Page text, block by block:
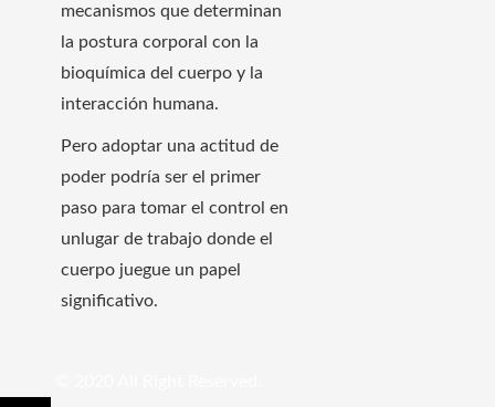
mecanismos que determinan
la postura corporal con la
bioquímica del cuerpo y la
interacción humana.
Pero adoptar una actitud de
poder podría ser el primer
paso para tomar el control en
unlugar de trabajo donde el
cuerpo juegue un papel
significativo.